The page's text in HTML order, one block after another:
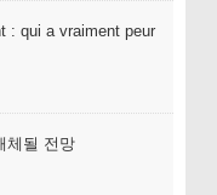
: qui a vraiment peur
체될 전망